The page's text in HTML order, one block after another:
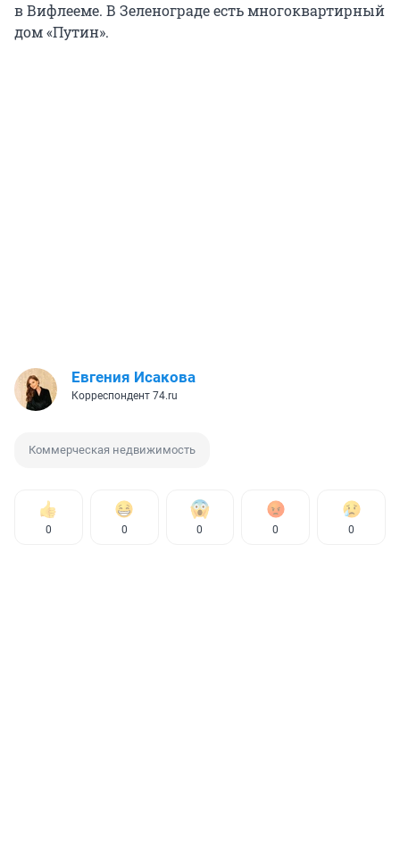
в Вифлееме. В Зеленограде есть многоквартирный
дом «Путин».
Евгения Исакова
Корреспондент 74.ru
Коммерческая недвижимость
0 0 0 0 0